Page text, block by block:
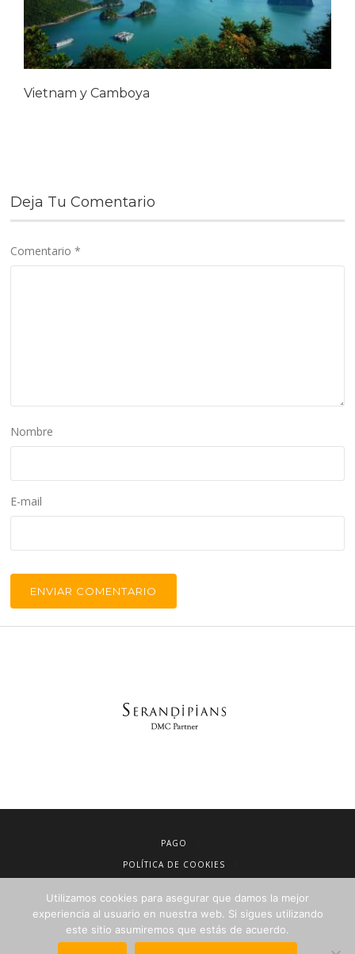
Vietnam y Camboya
Deja Tu Comentario
Comentario*
Nombre
E-mail
PAGO
POLÍTICA DE COOKIES
CONDICIONES DE VENTA
POLÍTICA DE PRIVACIDAD
Utilizamos cookies para asegurar que damos la mejor
experiencia al usuario en nuestra web. Si sigues utilizando
este sitio asumiremos que estás de acuerdo.